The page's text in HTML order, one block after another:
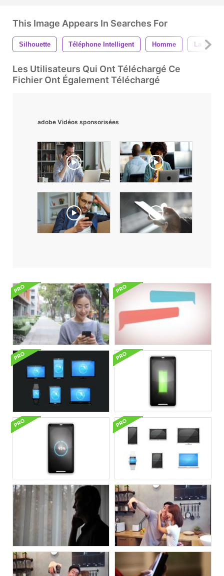
This Image Appears In Searches For
Silhouette Téléphone Intelligent Homme La
Les Utilisateurs Qui Ont Téléchargé Ce
Fichier Ont Également Téléchargé
adobe Vidéos sponsorisées